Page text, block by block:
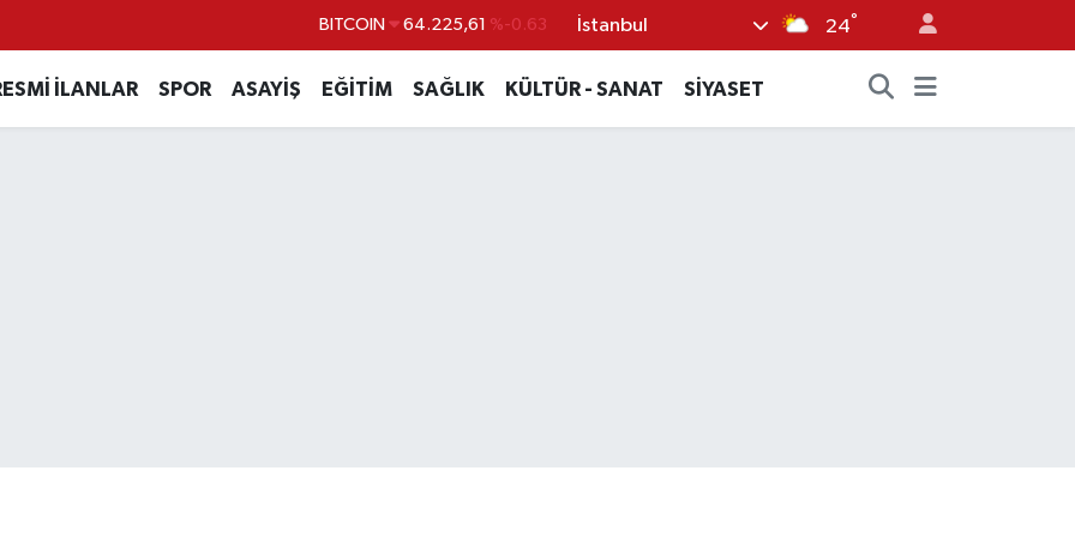
DOLAR 47,7143 %0.16 İstanbul 24°
İLANLAR SPOR ASAYİŞ EĞİTİM SAĞLIK KÜLTÜR - SANAT SİYASET